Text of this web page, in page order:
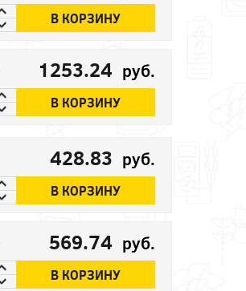
В КОРЗИНУ
1253.24 руб.
В КОРЗИНУ
428.83 руб.
В КОРЗИНУ
569.74 руб.
В КОРЗИНУ